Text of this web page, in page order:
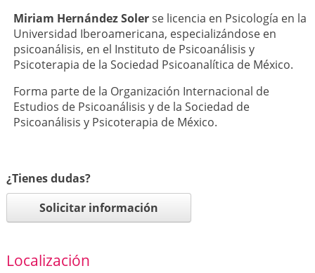
Miriam Hernández Solerse licencia en Psicología en la
Universidad Iberoamericana, especializándose en
psicoanálisis, en el Instituto de Psicoanálisis y
Psicoterapia de la Sociedad Psicoanalítica de México.
Forma parte de la Organización Internacional de
Estudios de Psicoanálisis y de la Sociedad de
Psicoanálisis y Psicoterapia de México.
¿Tienes dudas?
Solicitar información
Localización